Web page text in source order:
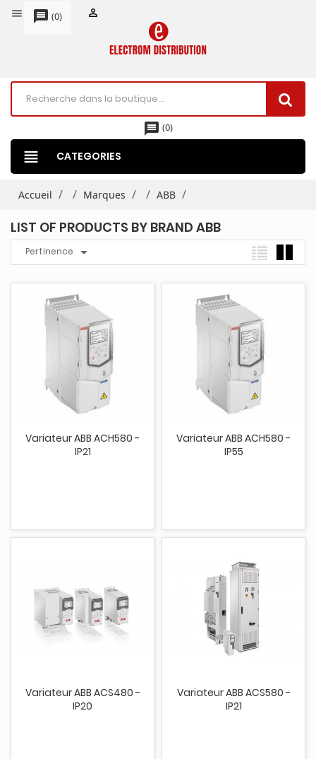
 message (0) 
message (0)
view_headline CATEGORIES
Accueil Marques ABB
LIST OF PRODUCTS BY BRAND ABB
Pertinence 
Variateur ABB ACH580 -
IP21
Variateur ABB ACH580 -
IP55
Variateur ABB ACS480 -
IP20
Variateur ABB ACS580 -
IP21